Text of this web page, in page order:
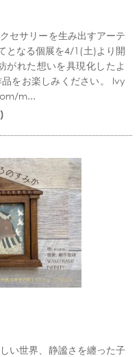
セサリーを生み出すアーテ
となる個展を4/1(土)より開
がれた想いを具現化したよ
をお楽しみください。 Ivy
m...
い世界、静謐さを纏った子